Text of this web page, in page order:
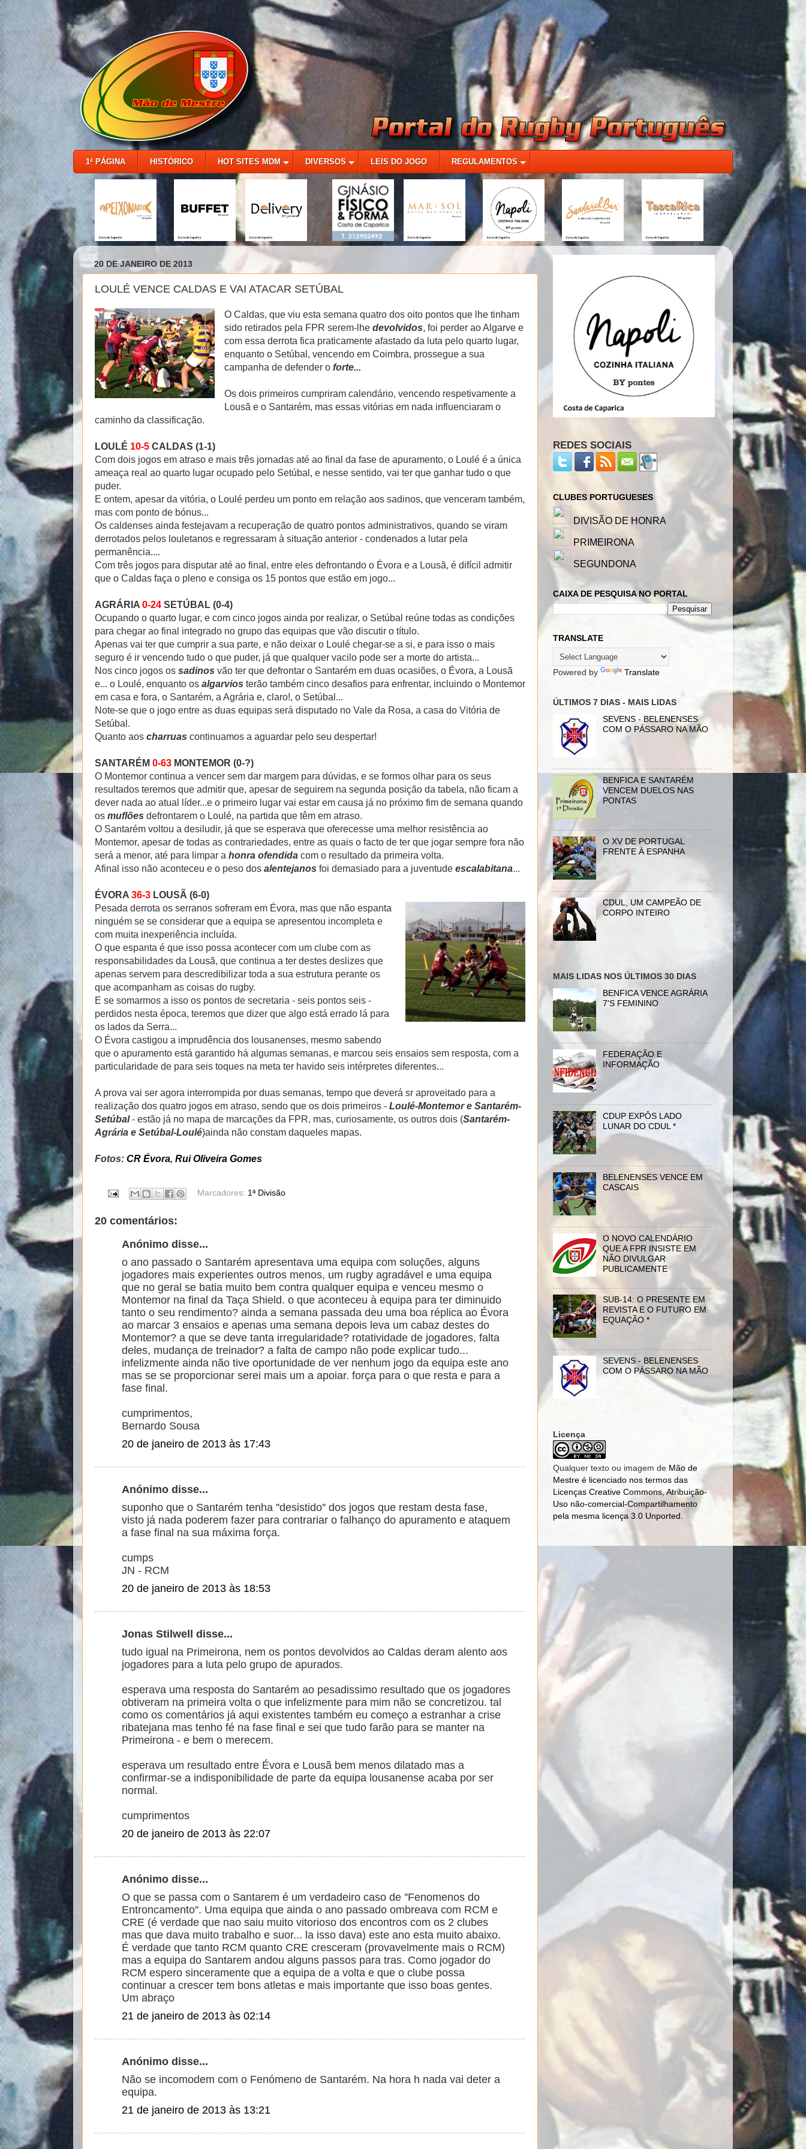
1ª PÁGINA HISTÓRICO HOT SITES MDM DIVERSOS LEIS DO JOGO REGULAMENTOS
20 DE JANEIRO DE 2013
LOULÉ VENCE CALDAS E VAI ATACAR SETÚBAL
O Caldas, que viu esta semana quatro dos oito pontos que lhe tinham
sido retirados pela FPR serem-lhe devolvidos, foi perder ao Algarve e
com essa derrota fica praticamente afastado da luta pelo quarto lugar,
enquanto o Setúbal, vencendo em Coimbra, prossegue a sua
campanha de defender oforte...
Os dois primeiros cumpriram calendário, vencendo respetivamente a
Lousã e o Santarém, mas essas vitórias em nada influenciaram o
caminho da classificação.
LOULÉ 10-5 CALDAS (1-1)
Com dois jogos em atraso e mais três jornadas até ao final da fase de apuramento, o Loulé é a única
ameaça real ao quarto lugar ocupado pelo Setúbal, e nesse sentido, vai ter que ganhar tudo o que
puder.
E ontem, apesar da vitória, o Loulé perdeu um ponto em relação aos sadinos, que venceram também,
mas com ponto de bónus...
Os caldenses ainda festejavam a recuperação de quatro pontos administrativos, quando se viram
derrotados pelos louletanos e regressaram à situação anterior - condenados a lutar pela
permanência....
Com três jogos para disputar até ao final, entre eles defrontando o Évora e a Lousã, é difícil admitir
que o Caldas faça o pleno e consiga os 15 pontos que estão em jogo...
AGRÁRIA 0-24 SETÚBAL (0-4)
Ocupando o quarto lugar, e com cinco jogos ainda por realizar, o Setúbal reúne todas as condições
para chegar ao final integrado no grupo das equipas que vão discutir o título.
Apenas vai ter que cumprir a sua parte, e não deixar o Loulé chegar-se a si, e para isso o mais
seguro é ir vencendo tudo o que puder, já que qualquer vacilo pode ser a morte do artista...
Nos cinco jogos os sadinos vão ter que defrontar o Santarém em duas ocasiões, o Évora, a Lousã
e... o Loulé, enquanto os algarvios terão também cinco desafios para enfrentar, incluindo o Montemor
em casa e fora, o Santarém, a Agrária e, claro!, o Setúbal...
Note-se que o jogo entre as duas equipas será disputado no Vale da Rosa, a casa do Vitória de
Setúbal.
Quanto aos charruas continuamos a aguardar pelo seu despertar!
SANTARÉM 0-63 MONTEMOR (0-?)
O Montemor continua a vencer sem dar margem para dúvidas, e se formos olhar para os seus
resultados teremos que admitir que, apesar de seguirem na segunda posição da tabela, não ficam a
dever nada ao atual líder...e o primeiro lugar vai estar em causa já no próximo fim de semana quando
os muflões defrontarem o Loulé, na partida que têm em atraso.
O Santarém voltou a desiludir, já que se esperava que oferecesse uma melhor resistência ao
Montemor, apesar de todas as contrariedades, entre as quais o facto de ter que jogar sempre fora não
será a menor, até para limpar a honra ofendida com o resultado da primeira volta.
Afinal isso não aconteceu e o peso dos alentejanos foi demasiado para a juventude escalabitana...
ÉVORA 36-3 LOUSÃ (6-0)
Pesada derrota os serranos sofreram em Évora, mas que não espanta
ninguém se se considerar que a equipa se apresentou incompleta e
com muita inexperiência incluída.
O que espanta é que isso possa acontecer com um clube com as
responsabilidades da Lousã, que continua a ter destes deslizes que
apenas servem para descredibilizar toda a sua estrutura perante os
que acompanham as coisas do rugby.
E se somarmos a isso os pontos de secretaria - seis pontos seis -
perdidos nesta época, teremos que dizer que algo está errado lá para
os lados da Serra...
O Évora castigou a imprudência dos lousanenses, mesmo sabendo
que o apuramento está garantido há algumas semanas, e marcou seis ensaios sem resposta, com a
particularidade de para seis toques na meta ter havido seis intérpretes diferentes...
A prova vai ser agora interrompida por duas semanas, tempo que deverá sr aproveitado para a
realização dos quatro jogos em atraso, sendo que os dois primeiros - Loulé-Montemor e Santarém-
Setúbal- estão já no mapa de marcações da FPR, mas, curiosamente, os outros dois (Santarém-
Agrária e Setúbal-Loulé)ainda não constam daqueles mapas.
Fotos: CR Évora, Rui Oliveira Gomes
Marcadores: 1ª Divisão
20 comentários:
Anónimo disse...
o ano passado o Santarém apresentava uma equipa com soluções, alguns
jogadores mais experientes outros menos, um rugby agradável e uma equipa
que no geral se batia muito bem contra qualquer equipa e venceu mesmo o
Montemor na final da Taça Shield. o que aconteceu à equipa para ter diminuido
tanto o seu rendimento? ainda a semana passada deu uma boa réplica ao Évora
ao marcar 3 ensaios e apenas uma semana depois leva um cabaz destes do
Montemor? a que se deve tanta irregularidade? rotatividade de jogadores, falta
deles, mudança de treinador? a falta de campo não pode explicar tudo...
infelizmente ainda não tive oportunidade de ver nenhum jogo da equipa este ano
mas se se proporcionar serei mais um a apoiar. força para o que resta e para a
fase final.
cumprimentos,
Bernardo Sousa
20 de janeiro de 2013 às 17:43
Anónimo disse...
suponho que o Santarém tenha ''desistido'' dos jogos que restam desta fase,
visto já nada poderem fazer para contrariar o falhanço do apuramento e ataquem
a fase final na sua máxima força.
cumps
JN - RCM
20 de janeiro de 2013 às 18:53
Jonas Stilwell disse...
tudo igual na Primeirona, nem os pontos devolvidos ao Caldas deram alento aos
jogadores para a luta pelo grupo de apurados.
esperava uma resposta do Santarém ao pesadissimo resultado que os jogadores
obtiveram na primeira volta o que infelizmente para mim não se concretizou. tal
como os comentários já aqui existentes também eu começo a estranhar a crise
ribatejana mas tenho fé na fase final e sei que tudo farão para se manter na
Primeirona - e bem o merecem.
esperava um resultado entre Évora e Lousã bem menos dilatado mas a
confirmar-se a indisponibilidade de parte da equipa lousanense acaba por ser
normal.
cumprimentos
20 de janeiro de 2013 às 22:07
Anónimo disse...
O que se passa com o Santarem é um verdadeiro caso de ''Fenomenos do
Entroncamento''. Uma equipa que ainda o ano passado ombreava com RCM e
CRE (é verdade que nao saiu muito vitorioso dos encontros com os 2 clubes
mas que dava muito trabalho e suor... la isso dava) este ano esta muito abaixo.
É verdade que tanto RCM quanto CRE cresceram (provavelmente mais o RCM)
mas a equipa do Santarem andou alguns passos para tras. Como jogador do
RCM espero sinceramente que a equipa de a volta e que o clube possa
continuar a crescer tem bons atletas e mais importante que isso boas gentes.
Um abraço
21 de janeiro de 2013 às 02:14
Anónimo disse...
Não se incomodem com o Fenómeno de Santarém. Na hora h nada vai deter a
equipa.
21 de janeiro de 2013 às 13:21
REDES SOCIAIS
CLUBES PORTUGUESES
DIVISÃO DE HONRA
PRIMEIRONA
SEGUNDONA
CAIXA DE PESQUISA NO PORTAL
TRANSLATE
Powered by Translate
ÚLTIMOS 7 DIAS - MAIS LIDAS
SEVENS - BELENENSES
COM O PÁSSARO NA MÃO
BENFICA E SANTARÉM
VENCEM DUELOS NAS
PONTAS
O XV DE PORTUGAL
FRENTE À ESPANHA
CDUL, UM CAMPEÃO DE
CORPO INTEIRO
MAIS LIDAS NOS ÚLTIMOS 30 DIAS
BENFICA VENCE AGRÁRIA
7'S FEMININO
FEDERAÇÃO E
INFORMAÇÃO
CDUP EXPÔS LADO
LUNAR DO CDUL *
BELENENSES VENCE EM
CASCAIS
O NOVO CALENDÁRIO
QUE A FPR INSISTE EM
NÃO DIVULGAR
PUBLICAMENTE
SUB-14: O PRESENTE EM
REVISTA E O FUTURO EM
EQUAÇÃO *
SEVENS - BELENENSES
COM O PÁSSARO NA MÃO
Licença
Qualquer texto ou imagem de Mão de
Mestre é licenciado nos termos das
Licenças Creative Commons, Atribuição-
Uso não-comercial-Compartilhamento
pela mesma licença 3.0 Unported.